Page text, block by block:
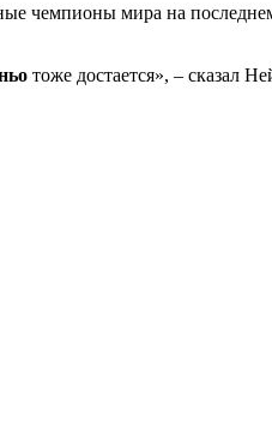
чемпионы мира на
тоже достается», – сказал